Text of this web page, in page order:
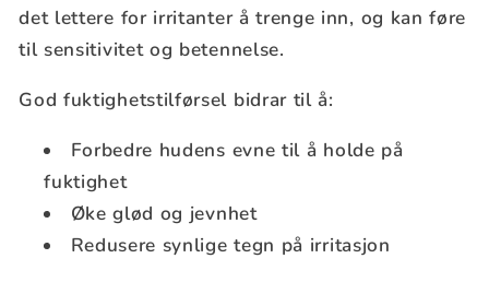
det lettere for irritanter å trenge inn, og kan føre
til sensitivitet og betennelse.
God fuktighetstilførsel bidrar til å:
Forbedre hudens evne til å holde på
fuktighet
Øke glød og jevnhet
Redusere synlige tegn på irritasjon